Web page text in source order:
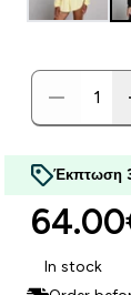
Έκπτωση
In stock